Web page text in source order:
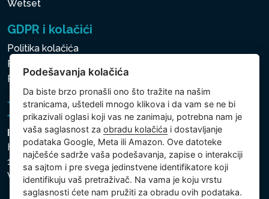
Wetset
GDPR i kolačići
Politika kolačića
Politika zaštite ličnih i drugih obrađivanih podataka
Podešavanja kolačića
Intex Trading, s.r.o.
Hradecká 2526/3
130 00 Praha 3
Vinohrady - Česká republika
Podešavanja kolačića
Da biste brzo pronašli ono što tražite na našim
stranicama, uštedeli mnogo klikova i da vam se ne bi
prikazivali oglasi koji vas ne zanimaju, potrebna nam je
vaša saglasnost zaobradu kolačića i dostavljanje
podataka Google, Meta ili Amazon. Ove datoteke
najčešće sadrže vaša podešavanja, zapise o interakciji
sa sajtom i pre svega jedinstvene identifikatore koji
identifikuju vaš pretraživač. Na vama je koju vrstu
saglasnosti ćete nam pružiti za obradu ovih podataka.